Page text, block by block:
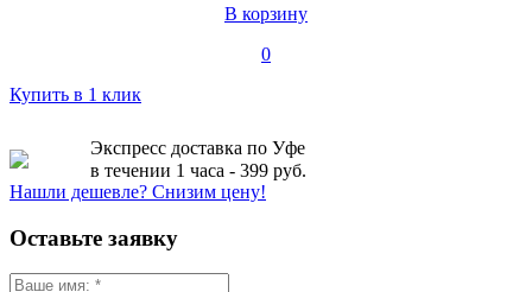
В корзину
0
Купить в 1 клик
Экспресс доставка по Уфе
в течении 1 часа - 399 руб.
Нашли дешевле? Снизим цену!
Оставьте заявку